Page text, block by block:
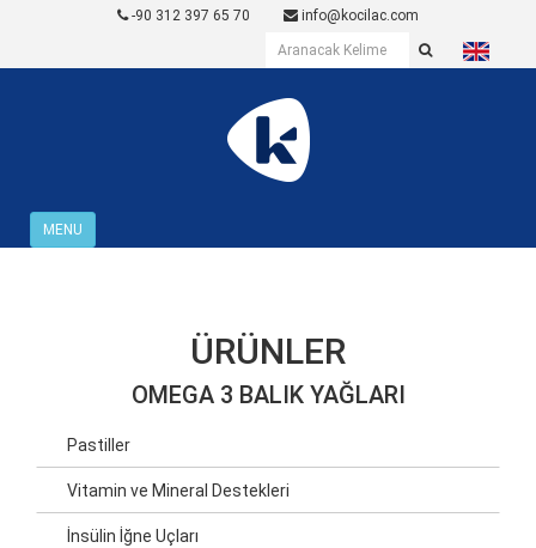
-90 312 397 65 70 info@kocilac.com
MENU
ÜRÜNLER
OMEGA 3 BALIK YAĞLARI
Pastiller
Vitamin ve Mineral Destekleri
İnsülin İğne Uçları